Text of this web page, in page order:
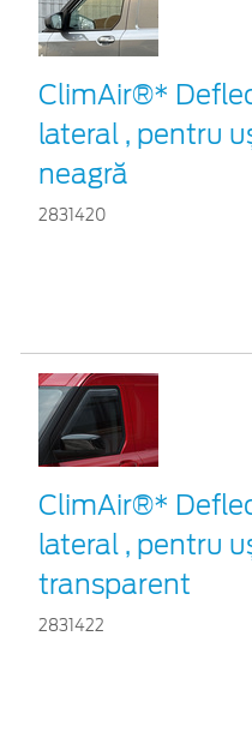
ClimAir®*
lateral , pentru
neagră
2831420
ClimAir®*
lateral , pentru
transparent
2831422